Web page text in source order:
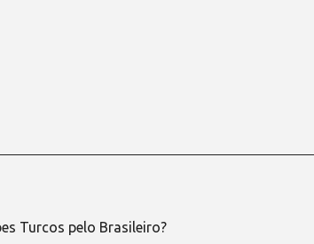
Turcos pelo Brasileiro?